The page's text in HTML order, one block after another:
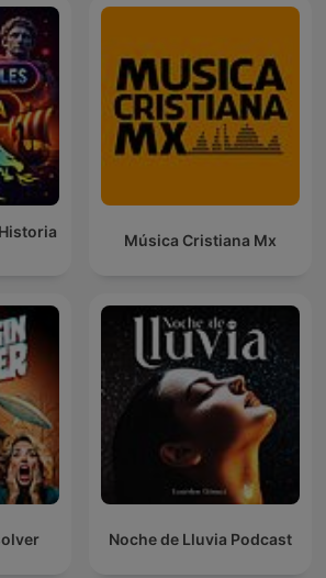
Música Cristiana Mx
Noche de Lluvia Podcast